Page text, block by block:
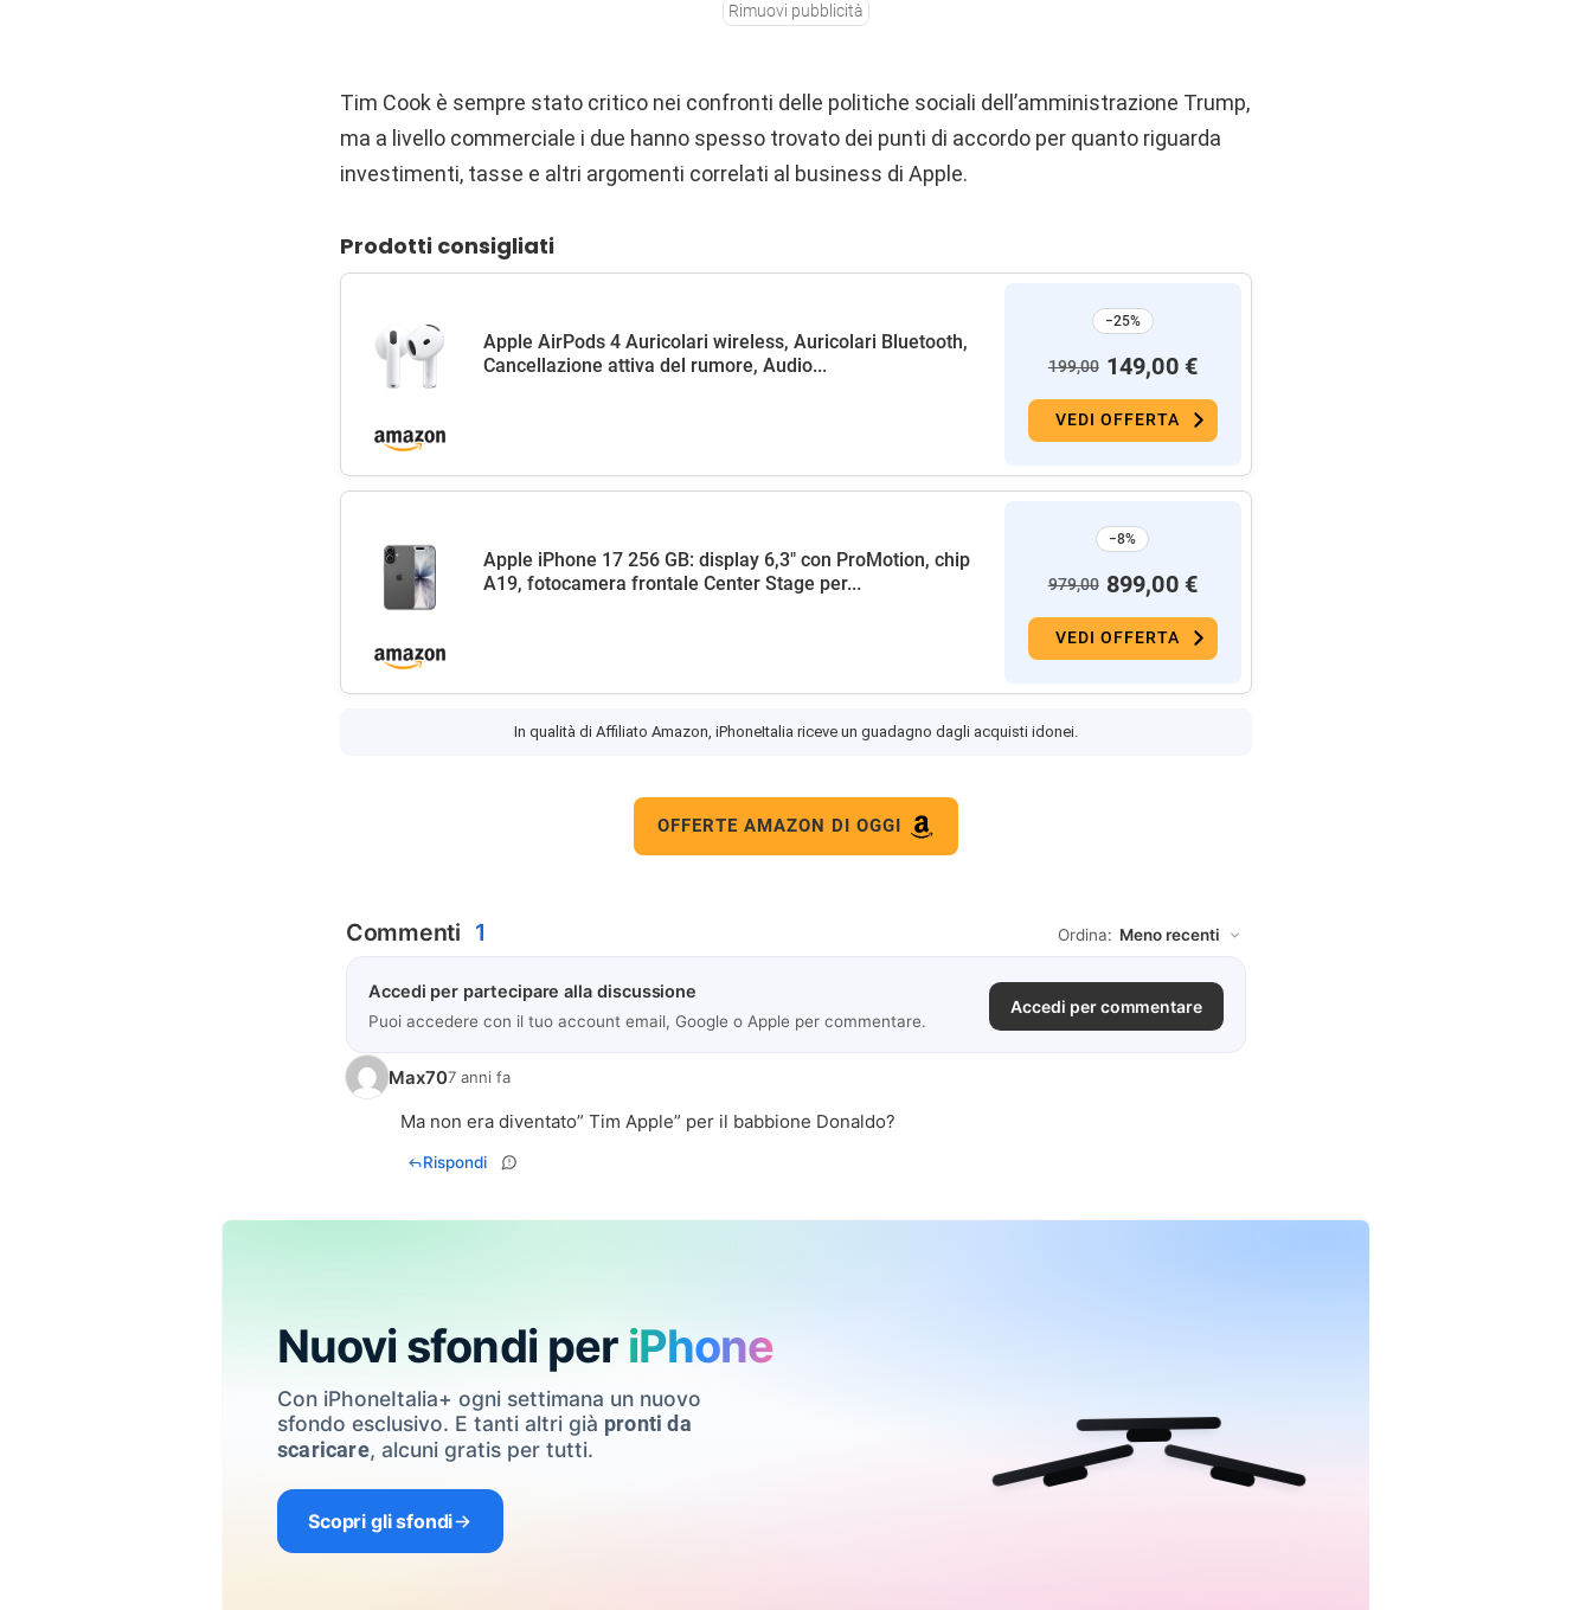
Rimuovi pubblicità
Tim Cook è sempre stato critico nei confronti delle politiche sociali dell’amministrazione Trump,
ma a livello commerciale i due hanno spesso trovato dei punti di accordo per quanto riguarda
investimenti, tasse e altri argomenti correlati al business di Apple.
Prodotti consigliati
Apple AirPods 4 Auricolari wireless, Auricolari Bluetooth,
Cancellazione attiva del rumore, Audio...
−25%
199,00 149,00 €
VEDI OFFERTA
Apple iPhone 17 256 GB: display 6,3" con ProMotion, chip
A19, fotocamera frontale Center Stage per...
−8%
979,00 899,00 €
VEDI OFFERTA
In qualità di Affiliato Amazon, iPhoneItalia riceve un guadagno dagli acquisti idonei.
OFFERTE AMAZON DI OGGI
Commenti 1 Ordina:
Accedi per partecipare alla discussione
Puoi accedere con il tuo account email, Google o Apple per commentare.
Accedi per commentare
Max707 anni fa
Ma non era diventato” Tim Apple” per il babbione Donaldo?
Rispondi
Nuovi sfondi per iPhone
Con iPhoneItalia+ ogni settimana un nuovo
sfondo esclusivo. E tanti altri già pronti da
scaricare, alcuni gratis per tutti.
Scopri gli sfondi